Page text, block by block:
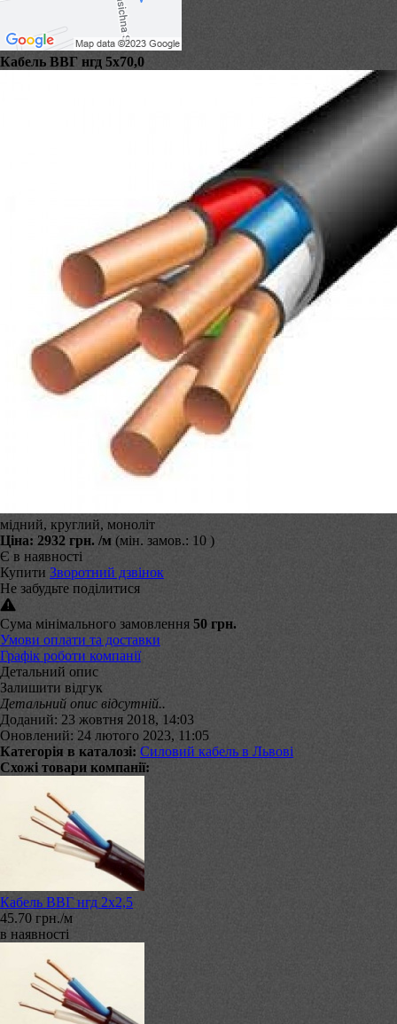
Кабель ВВГ нгд 5х70,0
мідний, круглий, моноліт
Ціна: 2932 грн. /м (мін. замов.: 10 )
Є в наявності
Купити Зворотний дзвінок
Не забудьте поділитися
Сума мінімального замовлення 50 грн.
Умови оплати та доставки
Графік роботи компанії
Детальний опис
Залишити відгук
Детальний опис відсутній..
Доданий: 23 жовтня 2018, 14:03
Оновлений: 24 лютого 2023, 11:05
Категорія в каталозі: Силовий кабель в Львові
Схожі товари компанії:
Кабель ВВГ нгд 2х2,5
45.70 грн./м
в наявності